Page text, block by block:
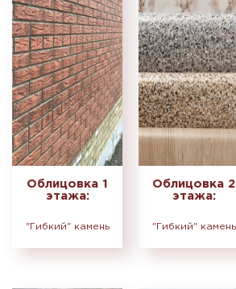
Облицовка 1
этажа:
"Гибкий" камень
Облицовка 2
этажа:
"Гибкий" камень